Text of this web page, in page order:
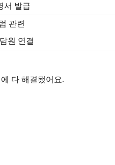
서 발급
관련
원 연결
다 해결됐어요.